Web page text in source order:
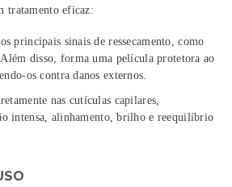
tratamento eficaz:
principais sinais de ressecamento, como
disso, forma uma película protetora ao
os contra danos externos.
nas cutículas capilares,
intensa , alinhamento, brilho e reequilíbrio